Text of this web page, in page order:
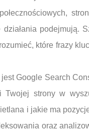
podejmują.
które frazy
Google Search
Twojej strony w
i jakie ma
oraz